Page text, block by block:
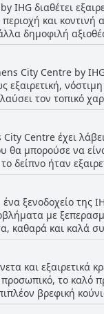
διαθέτει
και
δημοφιλή
απέχει περίπου 30
Η τοποθεσία
απόσταση με τα
μακριά από το
και η
ή "σε πολύ
την Αθήνα.
City Centre by
εξαιρετική,
τον τοπικό
θέα του
το πρωινό είναι
ότι ο
και τη
στο πρωινό, οι
σας σε αυτό
Centre έχει λάβει
θα μπορούσε να
δείπνο ήταν
δείπνο,
σημείωσαν ότι
τις ανάμεικτες
φτηνό και
τις 10 μ.μ.
ξενοδοχείο
με
καθαρά και καλά
Πολλοί
ή τη
και
το καλό
βρεφική
οι επισκέπτες